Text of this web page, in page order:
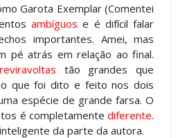
Garota Exemplar (Comentei
ambíguos e é difícil falar
importantes. Amei, mas
pé atrás em relação ao final.
reviravoltas tão grandes que
que foi dito e feito nos dois
espécie de grande farsa. O
é completamentediferente.
da parte da autora.